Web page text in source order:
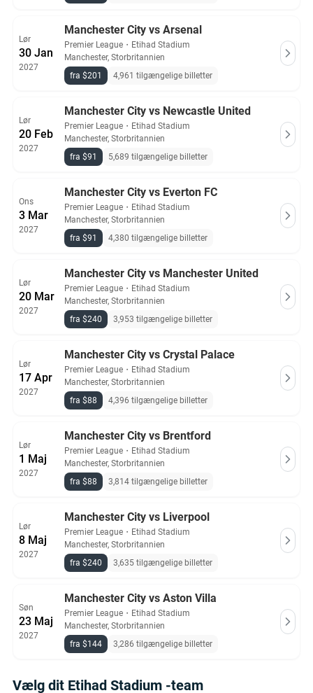
Lør
30 Jan
2027
Manchester City vs Arsenal
Premier League ・ Etihad Stadium
Manchester, Storbritannien
fra $201
4,961 tilgængelige billetter
Lør
20 Feb
2027
Manchester City vs Newcastle United
Premier League ・ Etihad Stadium
Manchester, Storbritannien
fra $91
5,689 tilgængelige billetter
Ons
3 Mar
2027
Manchester City vs Everton FC
Premier League ・ Etihad Stadium
Manchester, Storbritannien
fra $91
4,380 tilgængelige billetter
Lør
20 Mar
2027
Manchester City vs Manchester United
Premier League ・ Etihad Stadium
Manchester, Storbritannien
fra $240
3,953 tilgængelige billetter
Lør
17 Apr
2027
Manchester City vs Crystal Palace
Premier League ・ Etihad Stadium
Manchester, Storbritannien
fra $88
4,396 tilgængelige billetter
Lør
1 Maj
2027
Manchester City vs Brentford
Premier League ・ Etihad Stadium
Manchester, Storbritannien
fra $88
3,814 tilgængelige billetter
Lør
8 Maj
2027
Manchester City vs Liverpool
Premier League ・ Etihad Stadium
Manchester, Storbritannien
fra $240
3,635 tilgængelige billetter
Søn
23 Maj
2027
Manchester City vs Aston Villa
Premier League ・ Etihad Stadium
Manchester, Storbritannien
fra $144
3,286 tilgængelige billetter
Vælg dit Etihad Stadium -team